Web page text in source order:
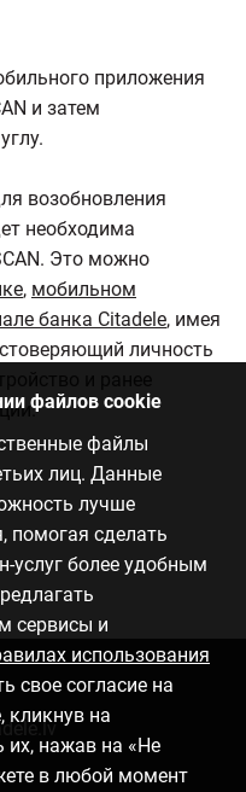
приложения
и затем
возобновления
необходима
Это можно
, мобильном
банка Citadele, имея
личность
файлов cookie
файлы
лиц. Данные
лучше
помогая сделать
услуг более удобным
сервисы и
использования
свое согласие на
кликнув на
их, нажав на «Не
в любой момент